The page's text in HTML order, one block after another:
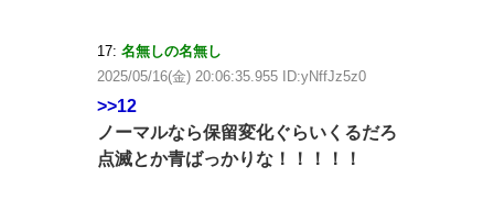
17: 名無しの名無し
2025/05/16(金) 20:06:35.955 ID:yNffJz5z0
>>12
ノーマルなら保留変化ぐらいくるだろ
点滅とか青ばっかりな！！！！！